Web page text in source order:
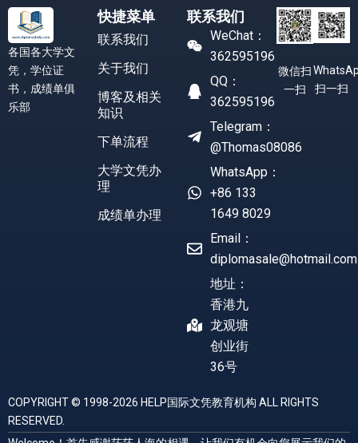
各国各大学文
凭，学位证
书，成绩单俱
乐部
快捷菜单
联系我们
关于我们
博客及相关
知识
下单流程
大学文凭办
理
成绩单办理
联系我们
WeChat：
362595196
QQ：
362595196
Telegram：
@Thomas08086
WhatsApp：
+86 133
1649 8029
Email：
diplomasale@hotmail.com
地址：
香港九
龙观塘
创业街
36号
微信扫
一扫
扫一扫
COPYRIGHT © 1998-2026 HELP国际文凭教育机构 ALL RIGHTS
RESERVED.